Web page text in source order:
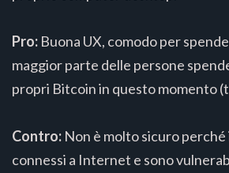
Pro: Buona UX, comodo per
maggior parte delle persone
propri Bitcoin in questo momento
Contro: Non è molto sicuro
connessi a Internet e sono